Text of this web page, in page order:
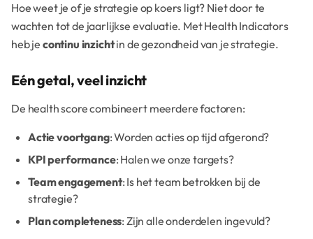
Hoe weet je of je strategie op koers ligt? Niet door te
wachten tot de jaarlijkse evaluatie. Met Health Indicators
heb je continu inzichtin de gezondheid van je strategie.
Eén getal, veel inzicht
De health score combineert meerdere factoren:
Actie voortgang: Worden acties op tijd afgerond?
KPI performance: Halen we onze targets?
Team engagement: Is het team betrokken bij de
strategie?
Plan completeness: Zijn alle onderdelen ingevuld?